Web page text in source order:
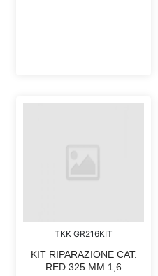
TKK GR216KIT
KIT RIPARAZIONE CAT.
RED 325 MM 1,6